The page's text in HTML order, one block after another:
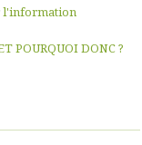
l'information
POURQUOI DONC ?